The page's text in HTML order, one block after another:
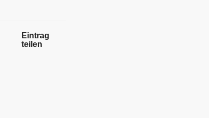
Eintrag
teilen